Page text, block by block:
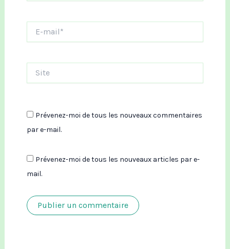
mail*
Prévenez-moi de tous les nouveaux commentaires
par e-mail.
Prévenez-moi de tous les nouveaux articles par e-
mail.